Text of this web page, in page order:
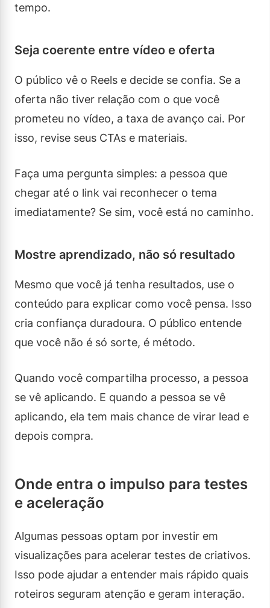
tempo.
Seja coerente entre vídeo e oferta
O público vê o Reels e decide se confia. Se a
oferta não tiver relação com o que você
prometeu no vídeo, a taxa de avanço cai. Por
isso, revise seus CTAs e materiais.
Faça uma pergunta simples: a pessoa que
chegar até o link vai reconhecer o tema
imediatamente? Se sim, você está no caminho.
Mostre aprendizado, não só resultado
Mesmo que você já tenha resultados, use o
conteúdo para explicar como você pensa. Isso
cria confiança duradoura. O público entende
que você não é só sorte, é método.
Quando você compartilha processo, a pessoa
se vê aplicando. E quando a pessoa se vê
aplicando, ela tem mais chance de virar lead e
depois compra.
Onde entra o impulso para testes
e aceleração
Algumas pessoas optam por investir em
visualizações para acelerar testes de criativos.
Isso pode ajudar a entender mais rápido quais
roteiros seguram atenção e geram interação.